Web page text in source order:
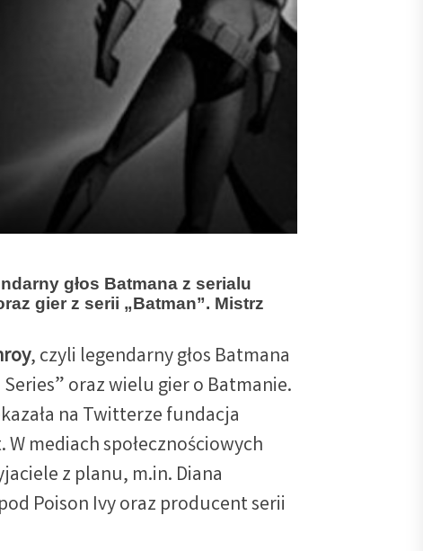
legendarny głos
głos Batmana z serialu
gier z serii „Batman”. Mistrz
, czyli legendarny głos Batmana
oraz wielu gier o Batmanie.
na Twitterze fundacja
W mediach społecznościowych
z planu, m.in. Diana
Poison Ivy oraz producent serii